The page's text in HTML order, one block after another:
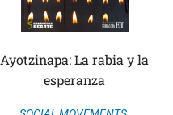
Ayotzinapa: La rabia y la
esperanza